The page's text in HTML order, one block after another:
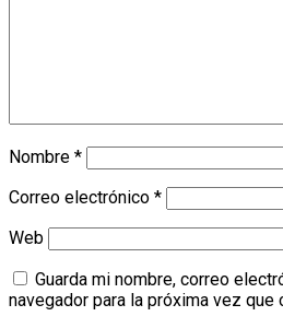
Nombre *
Correo electrónico *
Web
Guarda mi nombre, correo
navegador para la próxima vez que